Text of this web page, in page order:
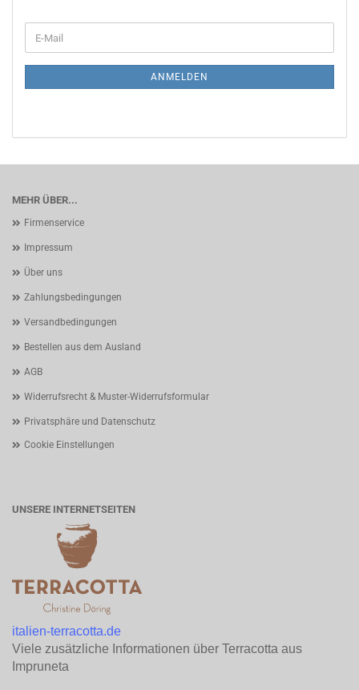
ZUR
E-
Mail
ANMELDEN
MEHR ÜBER...
Firmenservice
Impressum
Über uns
Zahlungsbedingungen
Versandbedingungen
Bestellen aus dem Ausland
AGB
Widerrufsrecht & Muster-Widerrufsformular
Privatsphäre und Datenschutz
Cookie Einstellungen
UNSERE INTERNETSEITEN
italien-terracotta.de
Viele zusätzliche Informationen über Terracotta aus
Impruneta